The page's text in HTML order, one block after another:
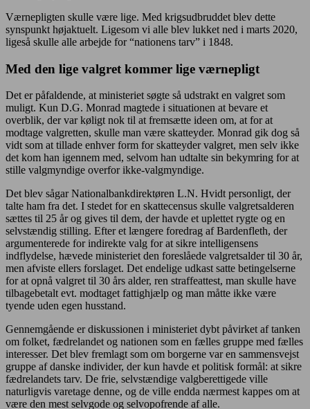
Værnepligten skulle være lige. Med krigsudbruddet blev dette
synspunkt højaktuelt. Ligesom vi alle blev lukket ned i marts 2020,
ligeså skulle alle arbejde for “nationens tarv” i 1848.
Med den lige valgret kommer lige værnepligt
Det er påfaldende, at ministeriet søgte så udstrakt en valgret som
muligt. Kun D.G. Monrad magtede i situationen at bevare et
overblik, der var køligt nok til at fremsætte ideen om, at for at
modtage valgretten, skulle man være skatteyder. Monrad gik dog så
vidt som at tillade enhver form for skatteyder valgret, men selv ikke
det kom han igennem med, selvom han udtalte sin bekymring for at
stille valgmyndige overfor ikke-valgmyndige.
Det blev sågar Nationalbankdirektøren L.N. Hvidt personligt, der
talte ham fra det. I stedet for en skattecensus skulle valgretsalderen
sættes til 25 år og gives til dem, der havde et uplettet rygte og en
selvstændig stilling. Efter et længere foredrag af Bardenfleth, der
argumenterede for indirekte valg for at sikre intelligensens
indflydelse, hævede ministeriet den foreslåede valgretsalder til 30 år,
men afviste ellers forslaget. Det endelige udkast satte betingelserne
for at opnå valgret til 30 års alder, ren straffeattest, man skulle have
tilbagebetalt evt. modtaget fattighjælp og man måtte ikke være
tyende uden egen husstand.
Gennemgående er diskussionen i ministeriet dybt påvirket af tanken
om folket, fædrelandet og nationen som en fælles gruppe med fælles
interesser. Det blev fremlagt som om borgerne var en sammensvejst
gruppe af danske individer, der kun havde et politisk formål: at sikre
fædrelandets tarv. De frie, selvstændige valgberettigede ville
naturligvis varetage denne, og de ville endda nærmest kappes om at
være den mest selvgode og selvopofrende af alle.